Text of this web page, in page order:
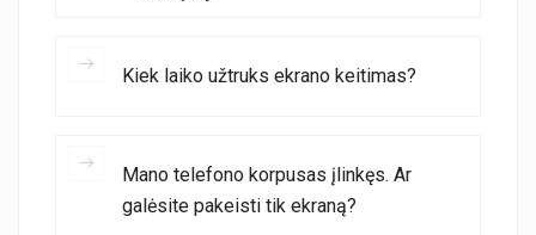
Kiek laiko užtruks ekrano keitimas?
Mano telefono korpusas įlinkęs. Ar
galėsite pakeisti tik ekraną?